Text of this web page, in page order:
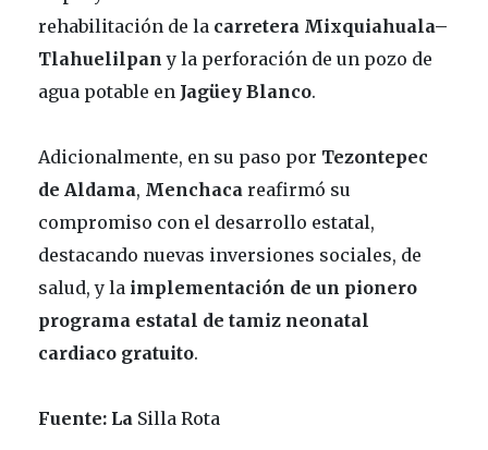
rehabilitación de la carretera Mixquiahuala–
Tlahuelilpan y la perforación de un pozo de
agua potable en Jagüey Blanco.
Adicionalmente, en su paso por Tezontepec
de Aldama, Menchaca reafirmó su
compromiso con el desarrollo estatal,
destacando nuevas inversiones sociales, de
salud, y la implementación de un pionero
programa estatal de tamiz neonatal
cardiaco gratuito.
Fuente: La Silla Rota